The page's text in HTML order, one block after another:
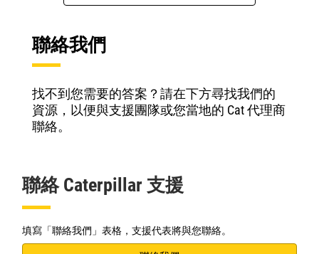
聯絡我們
找不到您需要的答案？請在下方尋找我們的
資源，以便與支援團隊或您當地的 Cat 代理商
聯絡。
聯絡 Caterpillar 支援
填寫「聯絡我們」表格，支援代表將與您聯絡。